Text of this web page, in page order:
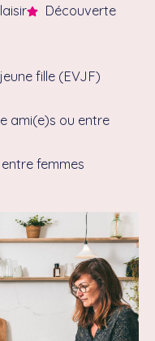
Découverte
fille (EVJF)
ami(e)s ou entre
femmes